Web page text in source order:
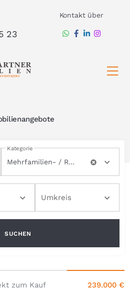
23
Kontakt über
Kategorie
Mehrfamilien- / Renditehäuser
Umkreis
SUCHEN
zum Kauf 239.000 €